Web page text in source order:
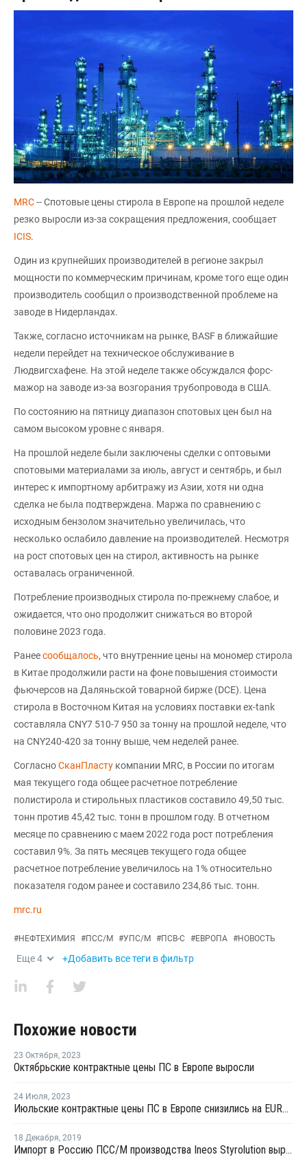
MRC-- Спотовые цены стирола в Европе на прошлой неделе
резко выросли из-за сокращения предложения, сообщает
ICIS.
Один из крупнейших производителей в регионе закрыл
мощности по коммерческим причинам, кроме того еще один
производитель сообщил о производственной проблеме на
заводе в Нидерландах.
Также, согласно источникам на рынке, BASF в ближайшие
недели перейдет на техническое обслуживание в
Людвигсхафене. На этой неделе также обсуждался форс-
мажор на заводе из-за возгорания трубопровода в США.
По состоянию на пятницу диапазон спотовых цен был на
самом высоком уровне с января.
На прошлой неделе были заключены сделки с оптовыми
спотовыми материалами за июль, август и сентябрь, и был
интерес к импортному арбитражу из Азии, хотя ни одна
сделка не была подтверждена. Маржа по сравнению с
исходным бензолом значительно увеличилась, что
несколько ослабило давление на производителей. Несмотря
на рост спотовых цен на стирол, активность на рынке
оставалась ограниченной.
Потребление производных стирола по-прежнему слабое, и
ожидается, что оно продолжит снижаться во второй
половине 2023 года.
Ранеесообщалось, что внутренние цены на мономер стирола
в Китае продолжили расти на фоне повышения стоимости
фьючерсов на Даляньской товарной бирже (DCE). Цена
стирола в Восточном Китая на условиях поставки ex-tank
составляла CNY7 510-7 950 за тонну на прошлой неделе, что
на CNY240-420 за тонну выше, чем неделей ранее.
СогласноСканПласту компании MRC, в России по итогам
мая текущего года общее расчетное потребление
полистирола и стирольных пластиков составило 49,50 тыс.
тонн против 45,42 тыс. тонн в прошлом году. В отчетном
месяце по сравнению с маем 2022 года рост потребления
составил 9%. За пять месяцев текущего года общее
расчетное потребление увеличилось на 1% относительно
показателя годом ранее и составило 234,86 тыс. тонн.
mrc.ru
#НЕФТЕХИМИЯ #ПСС/М #УПС/М #ПСВ-С #ЕВРОПА #НОВОСТЬ
Еще4 +Добавить все теги в фильтр
Похожие новости
23 Октября, 2023
Октябрьские контрактные цены ПС в Европе выросли
24 Июля, 2023
Июльские контрактные цены ПС в Европе снизились на EUR80-100 за тонну
18 Декабря, 2019
Импорт в Россию ПСС/М производства Ineos Styrolution вырос в январе – ноябре на 64%